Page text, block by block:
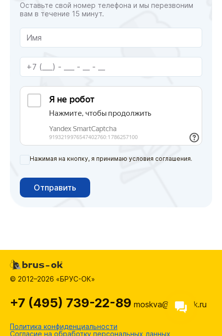
Оставьте свой номер телефона и мы перезвоним
вам в течение 15 минут.
Нажимая на кнопку, я принимаю условия соглашения.
Отправить
© 2012–2026 «БРУС-ОК»
Политика конфиденциальности
Согласие на обработку персональных данных
+7 (495) 739-22-89 moskva@brus-ok.ru